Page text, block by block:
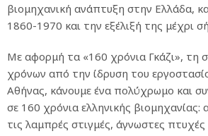
βιομηχανική ανάπτυξη στην Ελλάδα,
1860-1970 και την εξέλιξή της μέχρι
Με αφορμή τα «160 χρόνια Γκάζι», τη
χρόνων από την ίδρυση του
Αθήνας, κάνουμε ένα πολύχρωμο και
σε 160 χρόνια ελληνικής βιομηχανίας:
τις λαμπρές στιγμές, άγνωστες